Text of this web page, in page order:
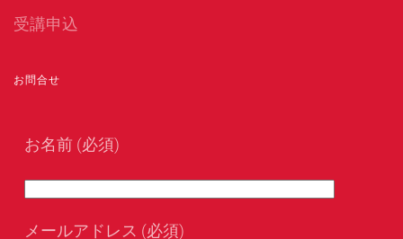
受講申込
お問合せ
お名前 (必須)
メールアドレス (必須)